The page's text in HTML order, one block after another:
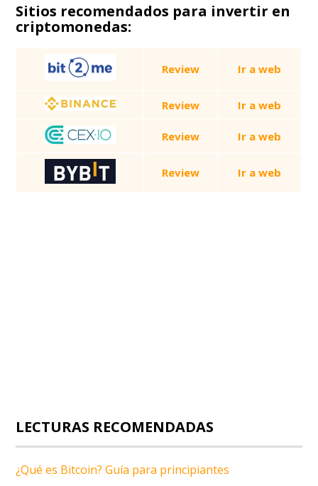
Sitios recomendados para invertir en
criptomonedas:
Review Ir a web
Review Ir a web
Review Ir a web
Review Ir a web
LECTURAS RECOMENDADAS
¿Qué es Bitcoin? Guía para principiantes